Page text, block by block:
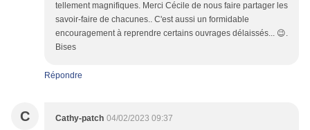
tellement magnifiques. Merci Cécile de nous faire partager les
savoir-faire de chacunes.. C'est aussi un formidable
encouragement à reprendre certains ouvrages délaissés... 😉.
Bises
Répondre
C Cathy-patch 04/02/2023 09:37